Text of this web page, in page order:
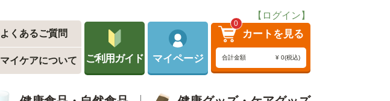
【ログイン】
よくあるご質問
マイケアについて ご利用ガイド マイページ
0
カートを見る
合計金額 ¥ 0(税込)